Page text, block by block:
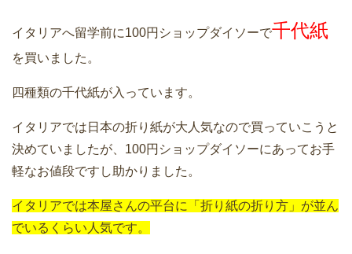
イタリアへ留学前に100円ショップダイソーで千代紙
を買いました。
四種類の千代紙が入っています。
イタリアでは日本の折り紙が大人気なので買っていこうと
決めていましたが、100円ショップダイソーにあってお手
軽なお値段ですし助かりました。
イタリアでは本屋さんの平台に「折り紙の折り方」が並ん
でいるくらい人気です。